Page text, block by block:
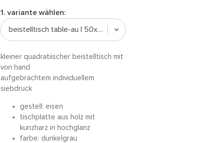
1. variante wählen:
beistelltisch table-au | 50x50cm
kleiner quadratiischer beistelltisch mit
von hand
aufgebrachtem individuellem
siebdruck
gestell: eisen
tischplatte aus holz mit
kunzharz in hochglanz
farbe: dunkelgrau